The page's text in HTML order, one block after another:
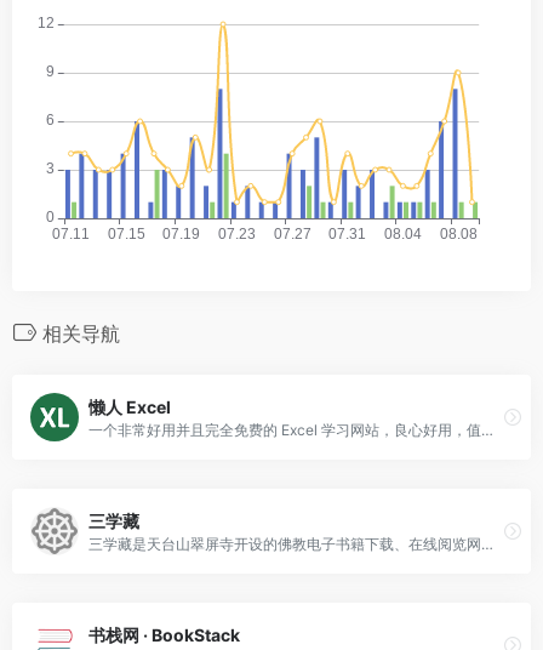
相关导航
懒人 Excel
一个非常好用并且完全免费的 Excel 学习网站，良心好用，值得体验学习。
三学藏
三学藏是天台山翠屏寺开设的佛教电子书籍下载、在线阅览网站，包括各版本大藏经、历代祖师、近代、现代佛教大德著作等等。
书栈网 · BookStack